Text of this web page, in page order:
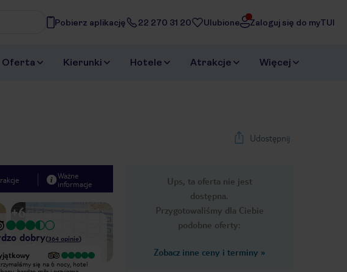
Pobierz aplikację 22 270 31 20 Ulubione Zaloguj się do myTUI
Oferta Kierunki Hotele Atrakcje Więcej
Udostępnij
Ups, ta oferta nie jest
dostępna.
Przygotowaliśmy dla Ciebie
podobne oferty:
Zobacz inne ceny i terminy »
Ważne
informacje
Next slide
1/12
+6
dobry(364 opinie)
się na 6 nocy, hotel